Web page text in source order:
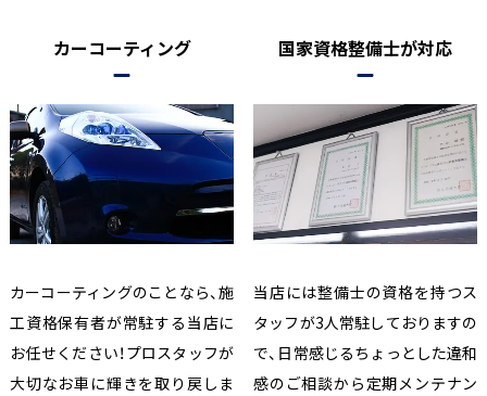
カーコーティング
カーコーティングのことなら、施
工資格保有者が常駐する当店に
お任せください！プロスタッフが
大切なお車に輝きを取り戻しま
国家資格整備士が対応
当店には整備士の資格を持つス
タッフが3人常駐しておりますの
で、日常感じるちょっとした違和
感のご相談から定期メンテナン